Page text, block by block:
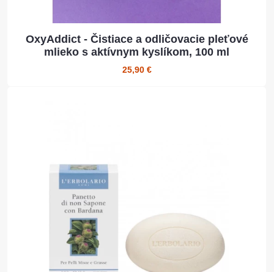
OxyAddict - Čistiace a odličovacie pleťové
mlieko s aktívnym kyslíkom, 100 ml
25,90 €